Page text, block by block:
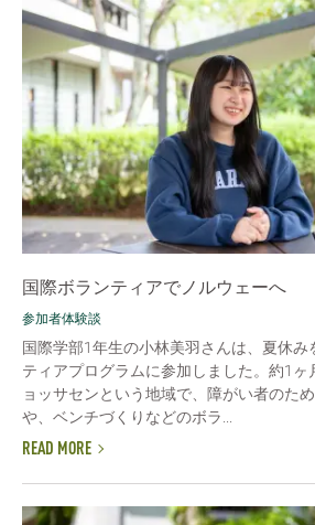
国際ボランティアでノルウェーへ
参加者体験談
国際学部1年生の小林美羽さんは、夏休み
ティアプログラムに参加しました。約1ヶ
ョッサセンという地域で、障がい者のた
や、ベンチづくりなどのボラ...
READ MORE